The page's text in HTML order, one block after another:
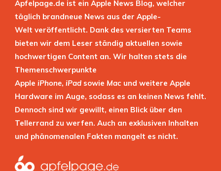
Apfelpage.de ist ein Apple News Blog, welcher
täglich brandneue News aus der Apple-
Welt veröffentlicht. Dank des versierten Teams
bieten wir dem Leser ständig aktuellen sowie
hochwertigen Content an. Wir halten stets die
Themenschwerpunkte
Apple iPhone, iPad sowie Mac und weitere Apple
Hardware im Auge, sodass es an keinen News fehlt.
Dennoch sind wir gewillt, einen Blick über den
Tellerrand zu werfen. Auch an exklusiven Inhalten
und phänomenalen Fakten mangelt es nicht.